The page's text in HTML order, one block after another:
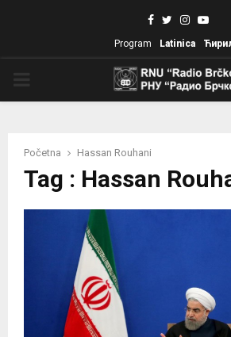
Facebook
Twitter
Program Latinica
Početna Hassan Rouhani
Tag : Hassan